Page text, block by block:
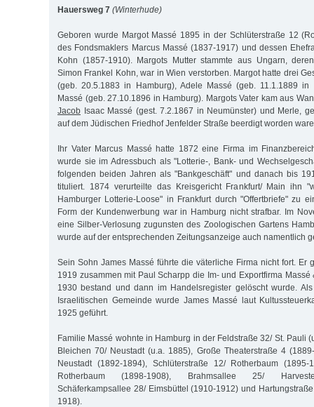
Hauersweg 7 (Winterhude)
Geboren wurde Margot Massé 1895 in der Schlüterstraße 12
des Fondsmaklers Marcus Massé (1837-1917) und dessen
Kohn (1857-1910). Margots Mutter stammte aus Ungarn,
Simon Frankel Kohn, war in Wien verstorben. Margot hatte drei
(geb. 20.5.1883 in Hamburg), Adele Massé (geb. 11.1.1889 in
Massé (geb. 27.10.1896 in Hamburg). Margots Vater kam aus
Jacob Isaac Massé (gest. 7.2.1867 in Neumünster) und Merle,
auf dem Jüdischen Friedhof Jenfelder Straße beerdigt worden
Ihr Vater Marcus Massé hatte 1872 eine Firma im
wurde sie im Adressbuch als "Lotterie-, Bank- und
folgenden beiden Jahren als "Bankgeschäft" und danach bis
tituliert. 1874 verurteilte das Kreisgericht Frankfurt/ Main ihn
Hamburger Lotterie-Loose" in Frankfurt durch "Offertbriefe" zu
Form der Kundenwerbung war in Hamburg nicht strafbar. Im
eine Silber-Verlosung zugunsten des Zoologischen Gartens
wurde auf der entsprechenden Zeitungsanzeige auch namentlich
Sein Sohn James Massé führte die väterliche Firma nicht fort. Er
1919 zusammen mit Paul Scharpp die Im- und Exportfirma
1930 bestand und dann im Handelsregister gelöscht wurde.
Israelitischen Gemeinde wurde James Massé laut
1925 geführt.
Familie Massé wohnte in Hamburg in der Feldstraße 32/ St. Pauli
Bleichen 70/ Neustadt (u.a. 1885), Große Theaterstraße 4
Neustadt (1892-1894), Schlüterstraße 12/ Rotherbaum (1895-
Rotherbaum (1898-1908), Brahmsallee 25/
Schäferkampsallee 28/ Eimsbüttel (1910-1912) und
1918).